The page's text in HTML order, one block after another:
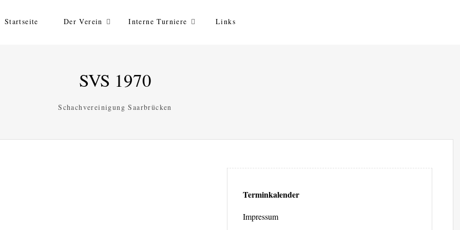
Startseite Der Verein Interne Turniere Links
SVS 1970
Schachvereinigung Saarbrücken
Terminkalender
Impressum